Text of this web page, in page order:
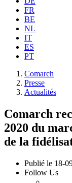
FR
BE
NL
IT
ES
PT
Comarch
Presse
Actualités
Comarch
2020 du
de la
Publié le 18-
Follow Us